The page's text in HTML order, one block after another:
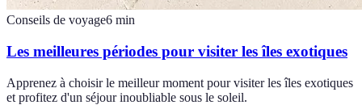
Conseils de voyage6 min
Les meilleures périodes pour visiter les îles exotiques
Apprenez à choisir le meilleur moment pour visiter les îles exotiques
et profitez d'un séjour inoubliable sous le soleil.